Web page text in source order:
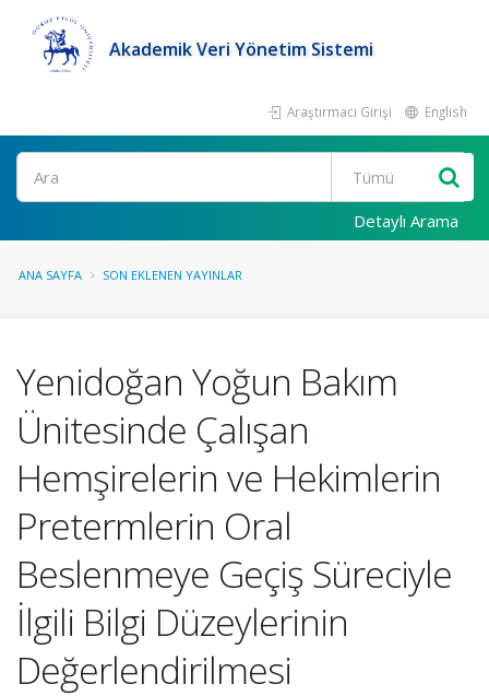
Akademik Veri Yönetim Sistemi
Araştırmacı Girişi English
Ara
Detaylı Arama
ANA SAYFA SON EKLENEN YAYINLAR
Yenidoğan Yoğun Bakım
Ünitesinde Çalışan
Hemşirelerin ve Hekimlerin
Pretermlerin Oral
Beslenmeye Geçiş Süreciyle
İlgili Bilgi Düzeylerinin
Değerlendirilmesi